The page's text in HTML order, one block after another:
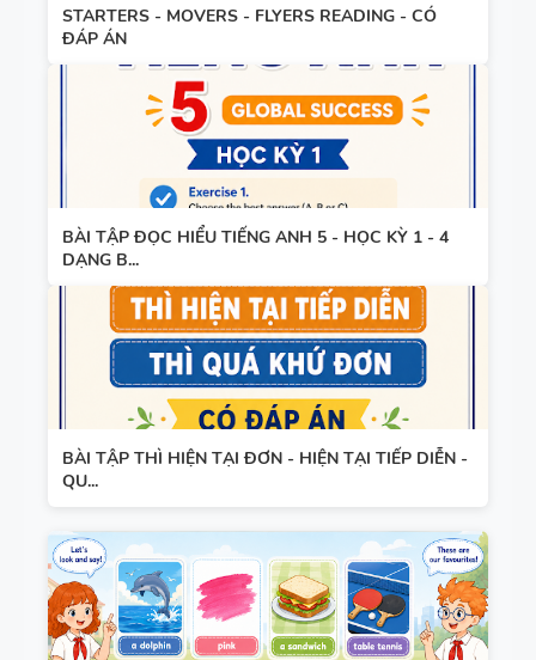
3
SPEAKING -
TIẾNG ANH
4 -
CAMBRIDG
SPEAKING
WHEEL -
TIẾNG ANH
5 - GLOBAL
SUCCESS
BẢNG
WORD
FORM
THEO TỪNG
STARTERS - MOVERS - FLYERS READING - CÓ
ĐÁP ÁN
BÀI TẬP ĐỌC HIỂU TIẾNG ANH 5 - HỌC KỲ 1 - 4
DẠNG B...
BÀI TẬP THÌ HIỆN TẠI ĐƠN - HIỆN TẠI TIẾP DIỄN -
QU...